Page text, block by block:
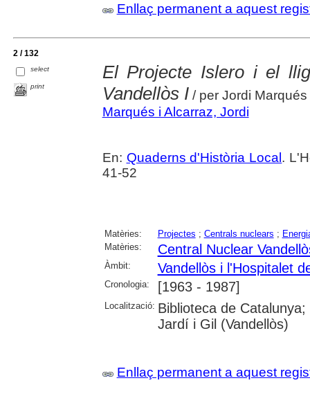
Enllaç permanent a aquest
2 / 132
select
print
El Projecte Islero i el
Vandellòs I / per Jordi Marqués
Marqués i Alcarraz, Jordi
En: Quaderns d'Història Local .
41-52
Matèries: Projectes ; Centrals nuclears ;
Matèries:
Central Nuclear
Àmbit: Vandellòs i l'Hospitalet
Cronologia: [1963 - 1987]
Localització: Biblioteca de
Jardí i Gil (Vandellòs)
Enllaç permanent a aquest